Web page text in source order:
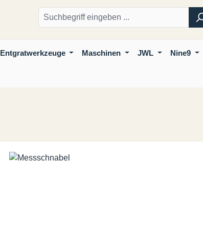
Entgratwerkzeuge Maschinen JWL Nine9